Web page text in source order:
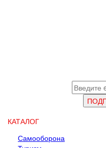
КАТАЛОГ
Самооборона